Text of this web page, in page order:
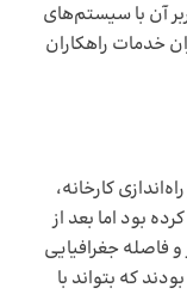
شرکت ۱۰۰ نفر پرسنل دارد و ۱۲ کاربر آن با سیستم‌های
خدمات راهکاران
کارخانه،
بود اما بعد از
و فاصله جغرافیایی
که بتواند با